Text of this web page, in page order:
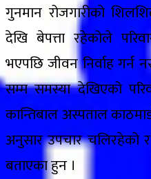
गुनमान रोजगारीको
देखि बेपत्ता रहेकोले
भएपछि जीवन निर्वाह गर्न
सम्म समस्या देखिएको
कान्तिबाल अस्पताल
अनुसार उपचार चलिरहेको
बताएका हुन ।